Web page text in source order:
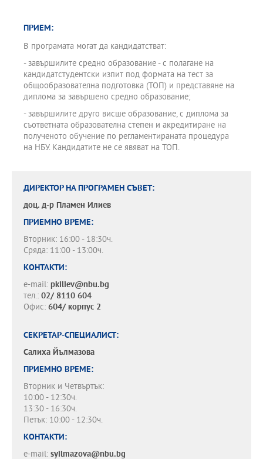
ПРИЕМ:
В програмата могат да кандидатстват:
- завършилите средно образование - с полагане на
кандидатстудентски изпит под формата на тест за
общообразователна подготовка (ТОП) и представяне на
диплома за завършено средно образование;
- завършилите друго висше образование, с диплома за
съответната образователна степен и акредитиране на
полученото обучение по регламентираната процедура
на НБУ. Кандидатите не се явяват на ТОП.
ДИРЕКТОР НА ПРОГРАМЕН СЪВЕТ:
доц. д-р Пламен Илиев
ПРИЕМНО ВРЕМЕ:
Вторник: 16:00 - 18:30ч.
Сряда: 11:00 - 13:00ч.
КОНТАКТИ:
e-mail: pkiliev@nbu.bg
тел.: 02/ 8110 604
Офис: 604/ корпус 2
СЕКРЕТАР-СПЕЦИАЛИСТ:
Салиха Йълмазова
ПРИЕМНО ВРЕМЕ:
Вторник и Четвъртък:
10:00 - 12:30ч.
13:30 - 16:30ч.
Петък: 10:00 - 12:30ч.
КОНТАКТИ:
e-mail: syilmazova@nbu.bg